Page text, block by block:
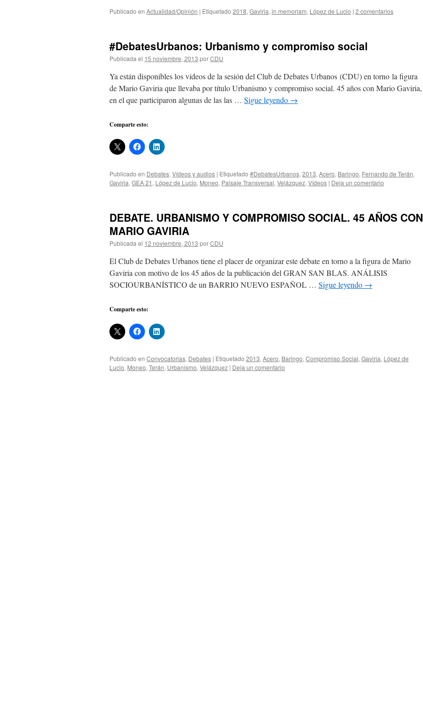
Publicado en Actualidad/Opinión | Etiquetado 2018, Gaviria, in memoriam, López de Lucio | 2 comentarios
#DebatesUrbanos: Urbanismo y compromiso social
Publicada el 15 noviembre, 2013 porCDU
Ya están disponibles los vídeos de la sesión del Club de Debates Urbanos (CDU) en torno la figura
de Mario Gaviria que llevaba por título Urbanismo y compromiso social. 45 años con Mario Gaviria,
en el que participaron algunas de las las … Sigue leyendo →
Comparte esto:
Publicado en Debates, Vídeos y audios | Etiquetado #DebatesUrbanos, 2013, Acero, Baringo, Fernando de Terán,
Gaviria, GEA 21 , López de Lucio, Moneo, Paisaje Transversal, Velázquez, Vídeos | Deja un comentario
DEBATE. URBANISMO Y COMPROMISO SOCIAL. 45 AÑOS CON
MARIO GAVIRIA
Publicada el 12 noviembre, 2013 porCDU
El Club de Debates Urbanos tiene el placer de organizar este debate en torno a la figura de Mario
Gaviria con motivo de los 45 años de la publicación del GRAN SAN BLAS. ANÁLISIS
SOCIOURBANÍSTICO de un BARRIO NUEVO ESPAÑOL … Sigue leyendo →
Comparte esto:
Publicado en Convocatorias, Debates | Etiquetado 2013, Acero, Baringo, Compromiso Social, Gaviria, López de
Lucio, Moneo, Terán, Urbanismo, Velázquez | Deja un comentario